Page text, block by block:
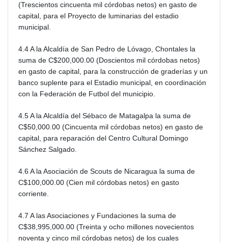
(Trescientos cincuenta mil córdobas netos) en gasto de
capital, para el Proyecto de luminarias del estadio
municipal.
4.4 A la Alcaldía de San Pedro de Lóvago, Chontales la
suma de C$200,000.00 (Doscientos mil córdobas netos)
en gasto de capital, para la construcción de graderías y un
banco suplente para el Estadio municipal, en coordinación
con la Federación de Futbol del municipio.
4.5 A la Alcaldía del Sébaco de Matagalpa la suma de
C$50,000.00 (Cincuenta mil córdobas netos) en gasto de
capital, para reparación del Centro Cultural Domingo
Sánchez Salgado.
4.6 A la Asociación de Scouts de Nicaragua la suma de
C$100,000.00 (Cien mil córdobas netos) en gasto
corriente.
4.7 A las Asociaciones y Fundaciones la suma de
C$38,995,000.00 (Treinta y ocho millones novecientos
noventa y cinco mil córdobas netos) de los cuales